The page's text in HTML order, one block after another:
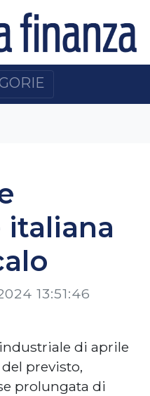
13:51:46
di aprile
previsto,
prolungata di